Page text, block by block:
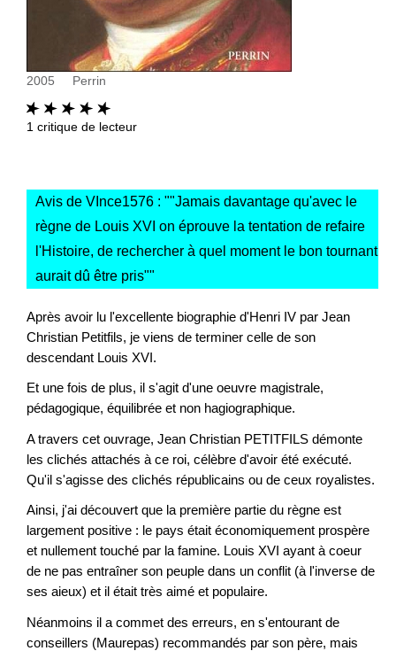
2005 Perrin
1 critique de lecteur
Avis de VInce1576 : ""Jamais davantage qu'avec le
règne de Louis XVI on éprouve la tentation de refaire
l'Histoire, de rechercher à quel moment le bon tournant
aurait dû être pris""
Après avoir lu l'excellente biographie d'Henri IV par Jean
Christian Petitfils, je viens de terminer celle de son
descendant Louis XVI.
Et une fois de plus, il s'agit d'une oeuvre magistrale,
pédagogique, équilibrée et non hagiographique.
A travers cet ouvrage, Jean Christian PETITFILS démonte
les clichés attachés à ce roi, célèbre d'avoir été exécuté.
Qu'il s'agisse des clichés républicains ou de ceux royalistes.
Ainsi, j'ai découvert que la première partie du règne est
largement positive : le pays était économiquement prospère
et nullement touché par la famine. Louis XVI ayant à coeur
de ne pas entraîner son peuple dans un conflit (à l'inverse de
ses aieux) et il était très aimé et populaire.
Néanmoins il a commet des erreurs, en s'entourant de
conseillers (Maurepas) recommandés par son père, mais